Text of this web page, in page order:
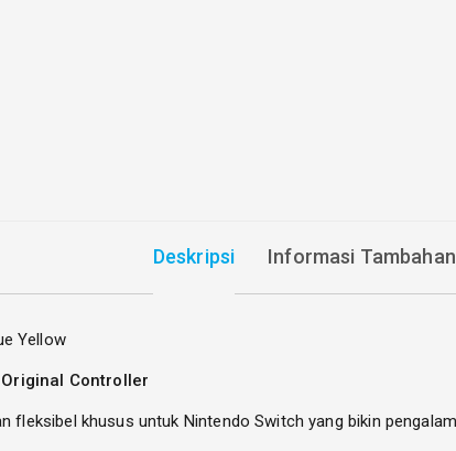
Deskripsi Informasi Tambahan
Yellow
Controller
fleksibel khusus untuk Nintendo Switch yang bikin